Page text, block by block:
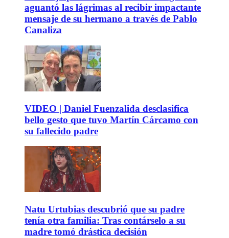
aguantó las lágrimas al recibir impactante
mensaje de su hermano a través de Pablo
Canaliza
VIDEO | Daniel Fuenzalida desclasifica
bello gesto que tuvo Martín Cárcamo con
su fallecido padre
Natu Urtubias descubrió que su padre
tenía otra familia: Tras contárselo a su
madre tomó drástica decisión